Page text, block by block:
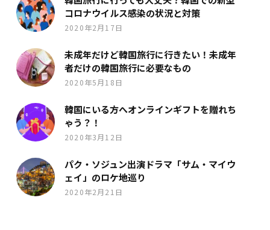
コロナウイルス感染の状況と対策
2020年2月17日
未成年だけど韓国旅行に行きたい！未成年
者だけの韓国旅行に必要なもの
2020年5月18日
韓国にいる方へオンラインギフトを贈れち
ゃう？！
2020年3月12日
パク・ソジュン出演ドラマ「サム・マイウ
ェイ」のロケ地巡り
2020年2月21日